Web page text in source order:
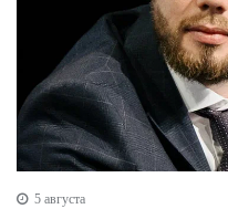
5 августа